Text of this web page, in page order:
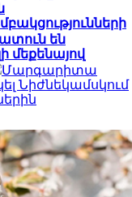
են
մեքենայով
Մարգարիտա
Նիժնեկամսկում